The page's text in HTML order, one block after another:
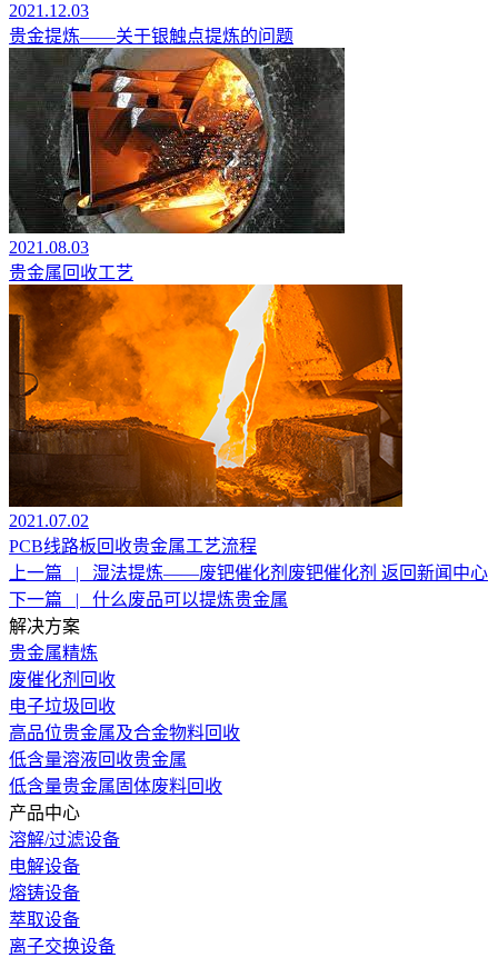
2021.12.03
贵金提炼——关于银触点提炼的问题
2021.08.03
贵金属回收工艺
2021.07.02
PCB线路板回收贵金属工艺流程
上一篇
| 湿法提炼——废钯催化剂废钯催化剂 返回新闻中心
下一篇
|
什么废品可以提炼贵金属
解决方案
贵金属精炼
废催化剂回收
电子垃圾回收
高品位贵金属及合金物料回收
低含量溶液回收贵金属
低含量贵金属固体废料回收
产品中心
溶解/过滤设备
电解设备
熔铸设备
萃取设备
离子交换设备